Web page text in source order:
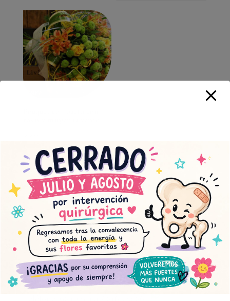
Contacto
Muscari Floristería Chabrera
Plaza de Santa Clara
Castellón de la Plana